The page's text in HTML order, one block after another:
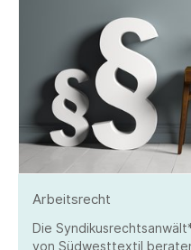
Arbeitsrecht
Die
von Südwesttextil